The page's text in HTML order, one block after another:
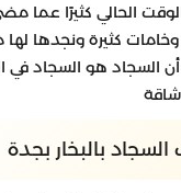
الحالي كثيرًا عما
وخامات كثيرة ونجدها
السجاد هو السجاد في
بالبخار بجدة